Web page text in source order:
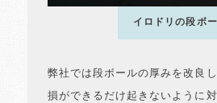
イロドリの段ボ
弊社では段ボールの厚みを改良
損ができるだけ起きないように